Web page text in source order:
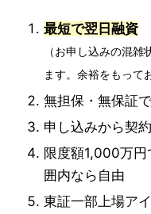
最短で翌日融資
（お申し込みの混
ます。余裕をもって
無担保・無保証
申し込みから契
限度額1,000万円
囲内なら自由
東証一部上場ア